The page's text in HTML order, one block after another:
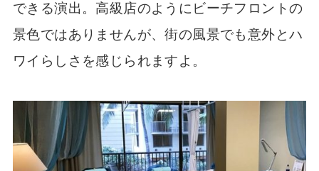
できる演出。高級店のようにビーチフロントの
景色ではありませんが、街の風景でも意外とハ
ワイらしさを感じられますよ。